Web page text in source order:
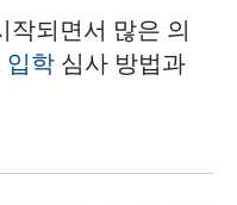
작되면서 많은 의
입학 심사 방법과